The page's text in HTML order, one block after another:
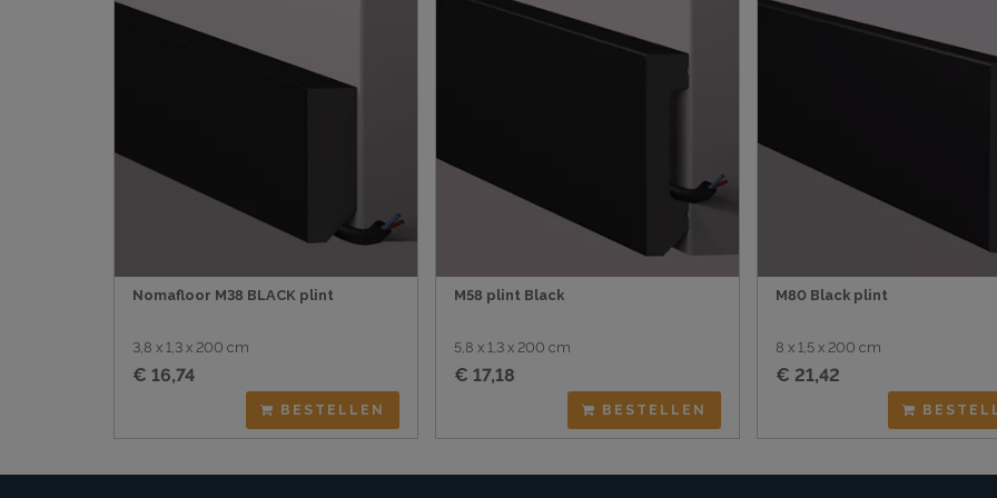
Nomafloor M38 BLACK plint
3,8 x 1,3 x 200 cm
€ 16,74
BESTELLEN
M58 plint Black
5,8 x 1,3 x 200 cm
€ 17,18
BESTELLEN
M80 Black plint
8 x 1,5 x 200 cm
€ 21,42